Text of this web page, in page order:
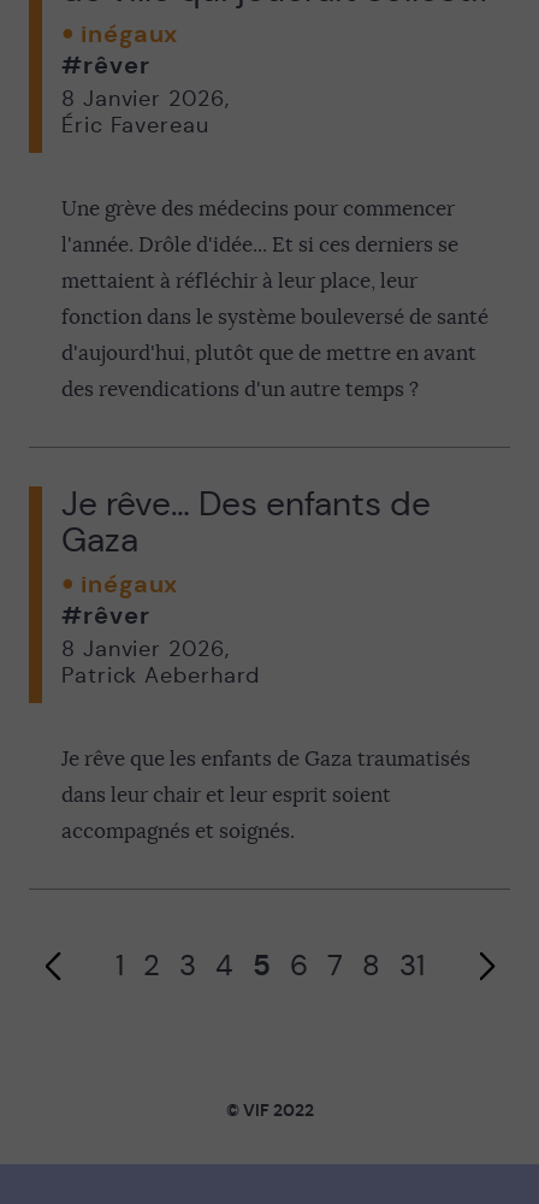
inégaux
#rêver
8 Janvier 2026,
Éric Favereau
Une grève des médecins pour commencer
l'année. Drôle d'idée... Et si ces derniers se
mettaient à réfléchir à leur place, leur
fonction dans le système bouleversé de santé
d'aujourd'hui, plutôt que de mettre en avant
des revendications d'un autre temps ?
Je rêve… Des enfants de
Gaza
inégaux
#rêver
8 Janvier 2026,
Patrick Aeberhard
Je rêve que les enfants de Gaza traumatisés
dans leur chair et leur esprit soient
accompagnés et soignés.
Page précédente
1 2 3 4 5 6 7 8 31
© VIF 2022
SOUTENIR VIF